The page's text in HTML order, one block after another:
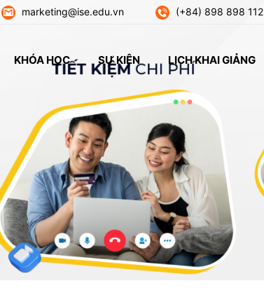
marketing@ise.edu.vn (+84) 898 898 112
KHÓA HỌC SỰ KIỆN LỊCH KHAI GIẢNG